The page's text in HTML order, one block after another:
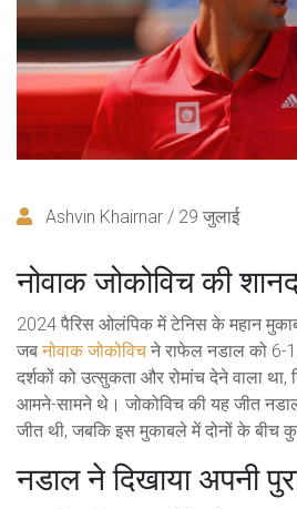
Ashvin Khairnar / 29 जुलाई
नोवाक जोकोविच की
2024 पैरिस ओलंपिक में टेनिस के महान
जबनोवाक जोकोविच ने राफेल नडाल को 6-
दर्शकों को उत्सुकता और रोमांच देने वाला था,
आमने-सामने थे। जोकोविच की यह जीत
जीत थी, जबकि इस मुकाबले में दोनों के बीच
नडाल ने दिखाया अपनी